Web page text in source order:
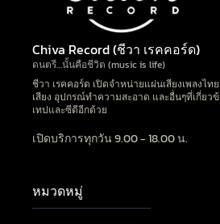
Chiva Record (ชีวา เรคคอร์ด)
ดนตรี…นั้นคือชีวิต (music is life)
ชีวา เรคคอร์ด เปิดจำหน่ายแผ่นเสียงเพลงไท
เสียง อุปกรณ์ทำความสะอาด และอื่นๆที่เกี่ยว
เทปและซีดีอีกด้วย
เปิดบริการทุกวัน 9.00 - 18.00 น.
หมวดหมู่